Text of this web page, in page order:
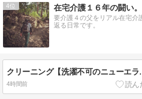
4 在宅介護１６年の闘い。
要介護４の父をリアル在宅介
返る日常です。
クリーニング
4時間前